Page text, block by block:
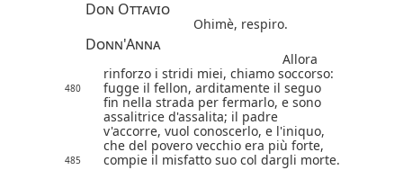
Don Ottavio
Ohimè, respiro.
Donn'Anna
Allora
rinforzo i stridi miei, chiamo soccorso:
480
fugge il fellon, arditamente il seguo
fin nella strada per fermarlo, e sono
assalitrice d'assalita; il padre
v'accorre, vuol conoscerlo, e l'iniquo,
che del povero vecchio era più forte,
485 compie il misfatto suo col dargli morte.